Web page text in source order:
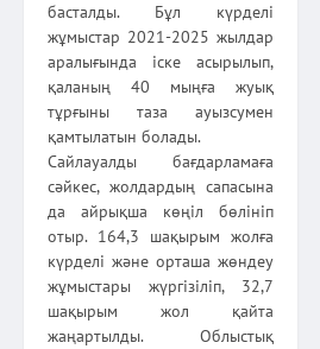
басталды. Бұл күрделі
жұмыстар 2021-2025 жылдар
аралығында іске асырылып,
қаланың 40 мыңға жуық
тұрғыны таза ауызсумен
қамтылатын болады.
Сайлауалды бағдарламаға
сәйкес, жолдардың сапасына
да айрықша көңіл бөлініп
отыр. 164,3 шақырым жолға
күрделі және орташа жөндеу
жұмыстары жүргізіліп, 32,7
шақырым жол қайта
жаңартылды. Облыстық